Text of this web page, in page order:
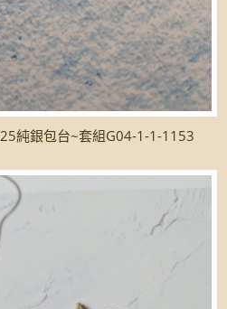
純銀包台~套組G04-1-1-1153